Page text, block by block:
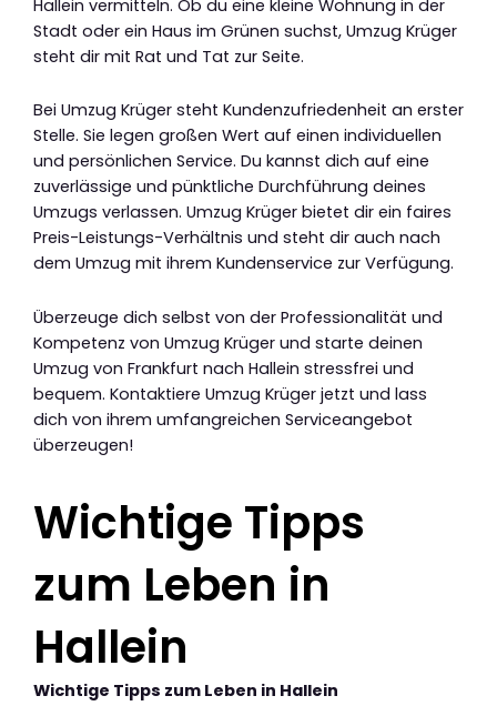
Hallein vermitteln. Ob du eine kleine Wohnung in der
Stadt oder ein Haus im Grünen suchst, Umzug Krüger
steht dir mit Rat und Tat zur Seite.
Bei Umzug Krüger steht Kundenzufriedenheit an erster
Stelle. Sie legen großen Wert auf einen individuellen
und persönlichen Service. Du kannst dich auf eine
zuverlässige und pünktliche Durchführung deines
Umzugs verlassen. Umzug Krüger bietet dir ein faires
Preis-Leistungs-Verhältnis und steht dir auch nach
dem Umzug mit ihrem Kundenservice zur Verfügung.
Überzeuge dich selbst von der Professionalität und
Kompetenz von Umzug Krüger und starte deinen
Umzug von Frankfurt nach Hallein stressfrei und
bequem. Kontaktiere Umzug Krüger jetzt und lass
dich von ihrem umfangreichen Serviceangebot
überzeugen!
Wichtige Tipps
zum Leben in
Hallein
Wichtige Tipps zum Leben in Hallein